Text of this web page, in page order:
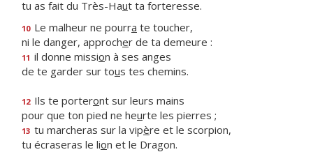
tu as fait du Très-Haut ta forteresse.
10 Le malheur ne pourra te toucher,
ni le danger, approcher de ta demeure :
11 il donne mission à ses anges
de te garder sur tous tes chemins.
12 Ils te porteront sur leurs mains
pour que ton pied ne heurte les pierres ;
13 tu marcheras sur la vipère et le scorpion,
tu écraseras le lion et le Dragon.